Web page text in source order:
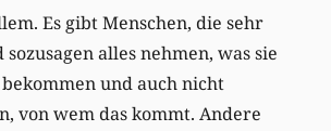
Es gibt Menschen, die sehr
alles nehmen, was sie
und auch nicht
von wem das kommt. Andere